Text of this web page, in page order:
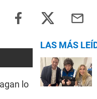
lo
LAS MÁS